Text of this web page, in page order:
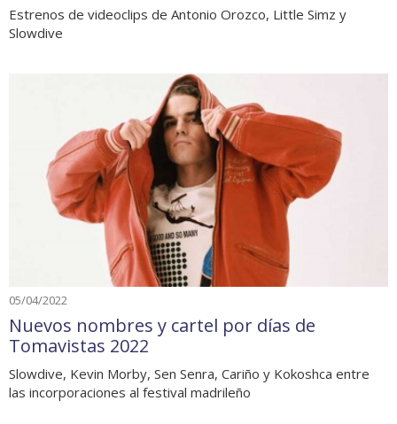
Estrenos de videoclips de Antonio Orozco, Little Simz y
Slowdive
05/04/2022
Nuevos nombres y cartel por días de
Tomavistas 2022
Slowdive, Kevin Morby, Sen Senra, Cariño y Kokoshca entre
las incorporaciones al festival madrileño